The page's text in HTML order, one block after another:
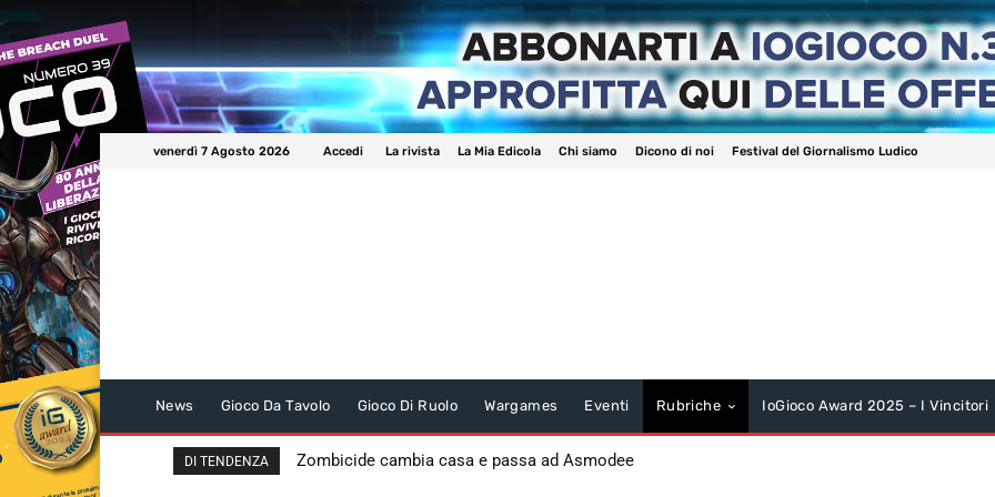
venerdì 7 Agosto 2026 Accedi La rivista La Mia Edicola Chi siamo Dicono di noi Festival del Giornalismo Ludico
News Gioco Da Tavolo Gioco Di Ruolo Wargames Eventi Rubriche IoGioco Award 2025 – I Vincitori
DI TENDENZA Zombicide cambia casa e passa ad Asmodee